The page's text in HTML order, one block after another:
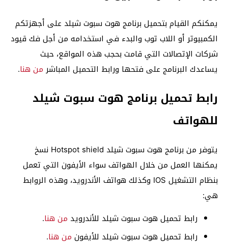
يمكنكم القيام بتحميل برنامج هوت سبوت شيلد على أجهزتكم
الكمبيوتر أو اللاب توب والبدء في استخدامه من أجل فك قيود
شركات الإتصالات التي قامت بحجب هذه المواقع، حيث
يساعدك البرنامج على فتحها ورابط التحميل المباشر من هنا.
رابط تحميل برنامج هوت سبوت شيلد
للهواتف
يتوفر من برنامج هوت سبوت شيلد Hotspot shield نسخ
يمكنها العمل من خلال الهواتف سواء الأيفون التي تعمل
بنظام التشغيل IOS وكذلك هواتف الأندرويد، وهذه الروابط
هي:
رابط تحميل هوت سبوت شيلد للأندرويد من هنا.
رابط تحميل هوت سبوت شيلد للأيفون من هنا.